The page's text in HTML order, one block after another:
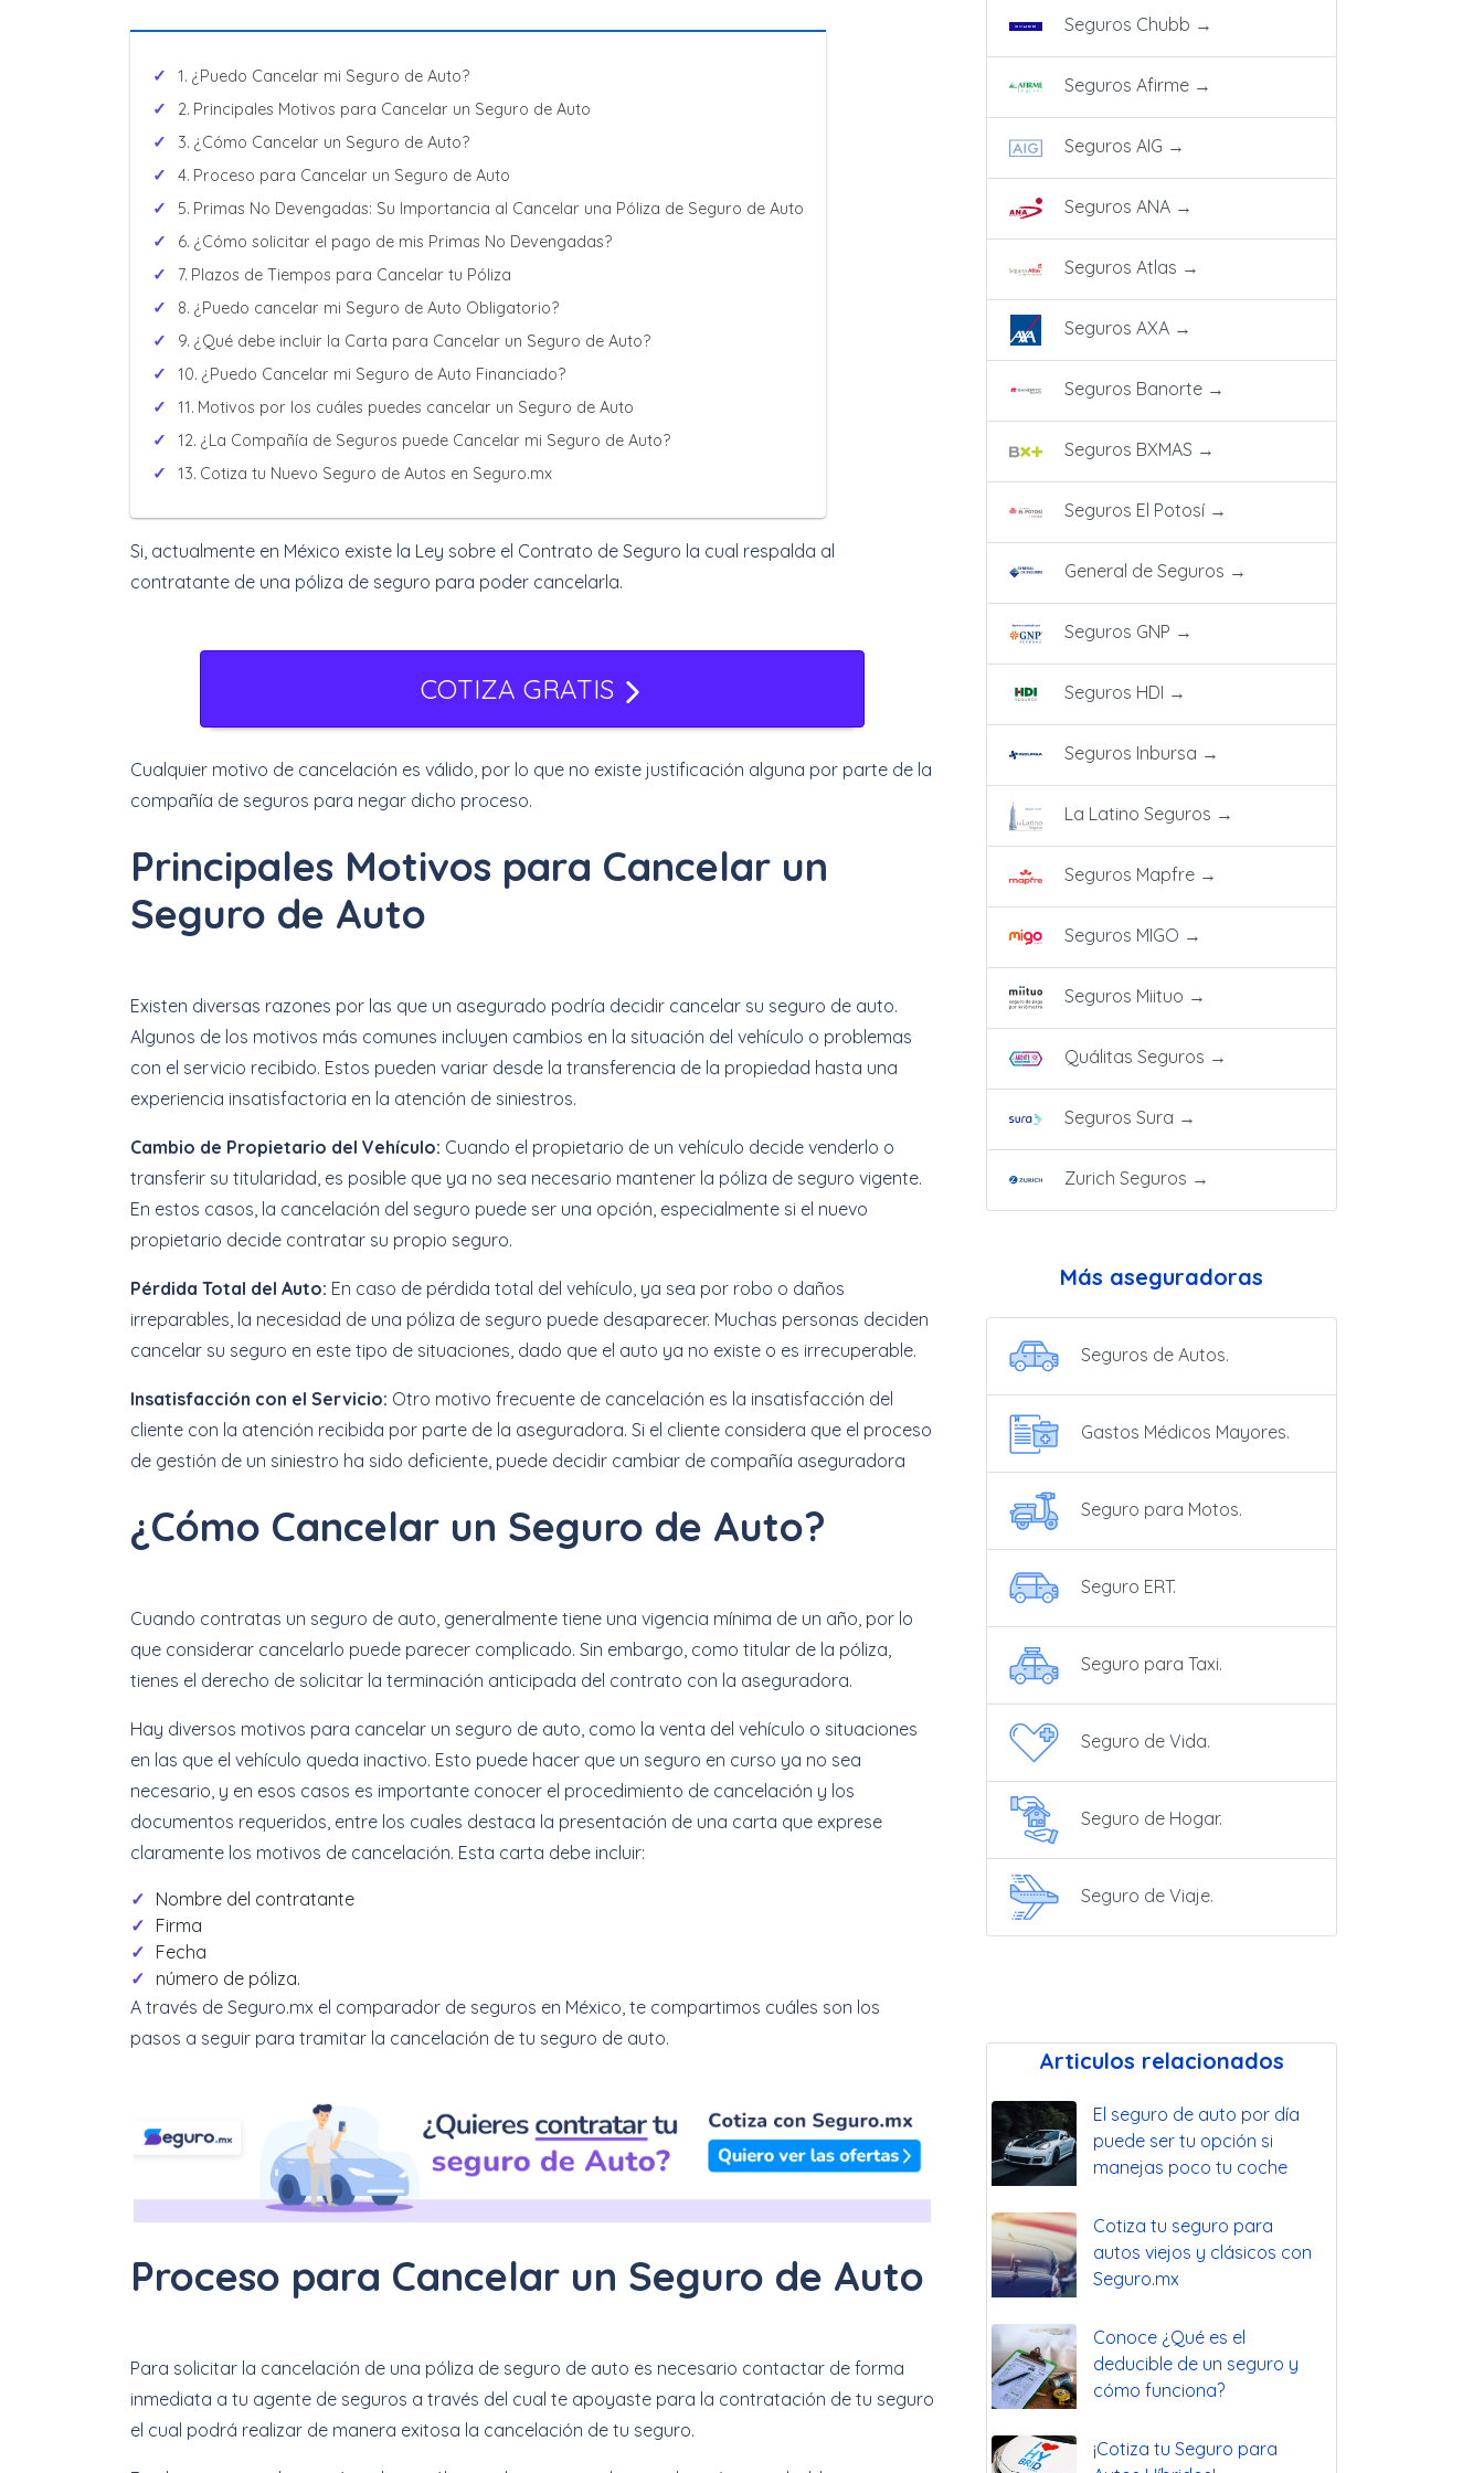
¿Puedo Cancelar mi Seguro de Auto?
Principales Motivos para Cancelar un Seguro de Auto
¿Cómo Cancelar un Seguro de Auto?
Proceso para Cancelar un Seguro de Auto
Primas No Devengadas: Su Importancia al Cancelar una Póliza de Seguro de Auto
¿Cómo solicitar el pago de mis Primas No Devengadas?
Plazos de Tiempos para Cancelar tu Póliza
¿Puedo cancelar mi Seguro de Auto Obligatorio?
¿Qué debe incluir la Carta para Cancelar un Seguro de Auto?
¿Puedo Cancelar mi Seguro de Auto Financiado?
Motivos por los cuáles puedes cancelar un Seguro de Auto
¿La Compañía de Seguros puede Cancelar mi Seguro de Auto?
Cotiza tu Nuevo Seguro de Autos en Seguro.mx
Si, actualmente en México existe la Ley sobre el Contrato de Seguro la cual respalda al
contratante de una póliza de seguro para poder cancelarla.
COTIZA GRATIS
Cualquier motivo de cancelación es válido, por lo que no existe justificación alguna por parte de la
compañía de seguros para negar dicho proceso.
Principales Motivos para Cancelar un
Seguro de Auto
Existen diversas razones por las que un asegurado podría decidir cancelar su seguro de auto.
Algunos de los motivos más comunes incluyen cambios en la situación del vehículo o problemas
con el servicio recibido. Estos pueden variar desde la transferencia de la propiedad hasta una
experiencia insatisfactoria en la atención de siniestros.
Cambio de Propietario del Vehículo: Cuando el propietario de un vehículo decide venderlo o
transferir su titularidad, es posible que ya no sea necesario mantener la póliza de seguro vigente.
En estos casos, la cancelación del seguro puede ser una opción, especialmente si el nuevo
propietario decide contratar su propio seguro.
Pérdida Total del Auto: En caso de pérdida total del vehículo, ya sea por robo o daños
irreparables, la necesidad de una póliza de seguro puede desaparecer. Muchas personas deciden
cancelar su seguro en este tipo de situaciones, dado que el auto ya no existe o es irrecuperable.
Insatisfacción con el Servicio: Otro motivo frecuente de cancelación es la insatisfacción del
cliente con la atención recibida por parte de la aseguradora. Si el cliente considera que el proceso
de gestión de un siniestro ha sido deficiente, puede decidir cambiar de compañía aseguradora
¿Cómo Cancelar un Seguro de Auto?
Cuando contratas un seguro de auto, generalmente tiene una vigencia mínima de un año, por lo
que considerar cancelarlo puede parecer complicado. Sin embargo, como titular de la póliza,
tienes el derecho de solicitar la terminación anticipada del contrato con la aseguradora.
Hay diversos motivos para cancelar un seguro de auto, como la venta del vehículo o situaciones
en las que el vehículo queda inactivo. Esto puede hacer que un seguro en curso ya no sea
necesario, y en esos casos es importante conocer el procedimiento de cancelación y los
documentos requeridos, entre los cuales destaca la presentación de una carta que exprese
claramente los motivos de cancelación. Esta carta debe incluir:
Nombre del contratante
Firma
Fecha
número de póliza.
A través de Seguro.mx el comparador de seguros en México, te compartimos cuáles son los
pasos a seguir para tramitar la cancelación de tu seguro de auto.
Proceso para Cancelar un Seguro de Auto
Para solicitar la cancelación de una póliza de seguro de auto es necesario contactar de forma
inmediata a tu agente de seguros a través del cual te apoyaste para la contratación de tu seguro
el cual podrá realizar de manera exitosa la cancelación de tu seguro.
Seguros Chubb →
Seguros Afirme →
Seguros AIG →
Seguros ANA →
Seguros Atlas →
Seguros AXA →
Seguros Banorte →
Seguros BXMAS →
Seguros El Potosí →
General de Seguros →
Seguros GNP →
Seguros HDI →
Seguros Inbursa →
La Latino Seguros →
Seguros Mapfre →
Seguros MIGO →
Seguros Miituo →
Quálitas Seguros →
Seguros Sura →
Zurich Seguros →
Más aseguradoras
Seguros de Autos.
Gastos Médicos Mayores.
Seguro para Motos.
Seguro ERT.
Seguro para Taxi.
Seguro de Vida.
Seguro de Hogar.
Seguro de Viaje.
Articulos relacionados
El seguro de auto por día
puede ser tu opción si
manejas poco tu coche
Cotiza tu seguro para
autos viejos y clásicos con
Seguro.mx
Conoce ¿Qué es el
deducible de un seguro y
cómo funciona?
¡Cotiza tu Seguro para